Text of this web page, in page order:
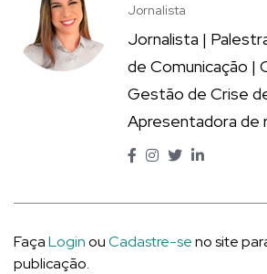
Jornalista
Jornalista |
de Comunicação |
Gestão de Crise
Apresentadora de
FaçaLoginouCadastre-seno site
publicação.